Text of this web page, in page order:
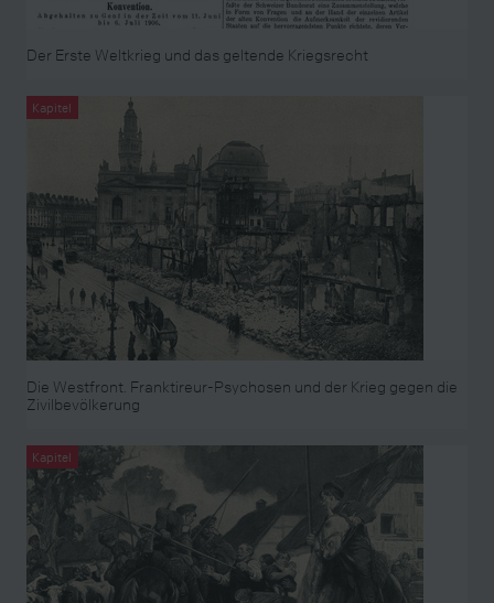
Der Erste Weltkrieg und das geltende Kriegsrecht
Kapitel
Die Westfront. Franktireur-Psychosen und der Krieg gegen die
Zivilbevölkerung
Kapitel